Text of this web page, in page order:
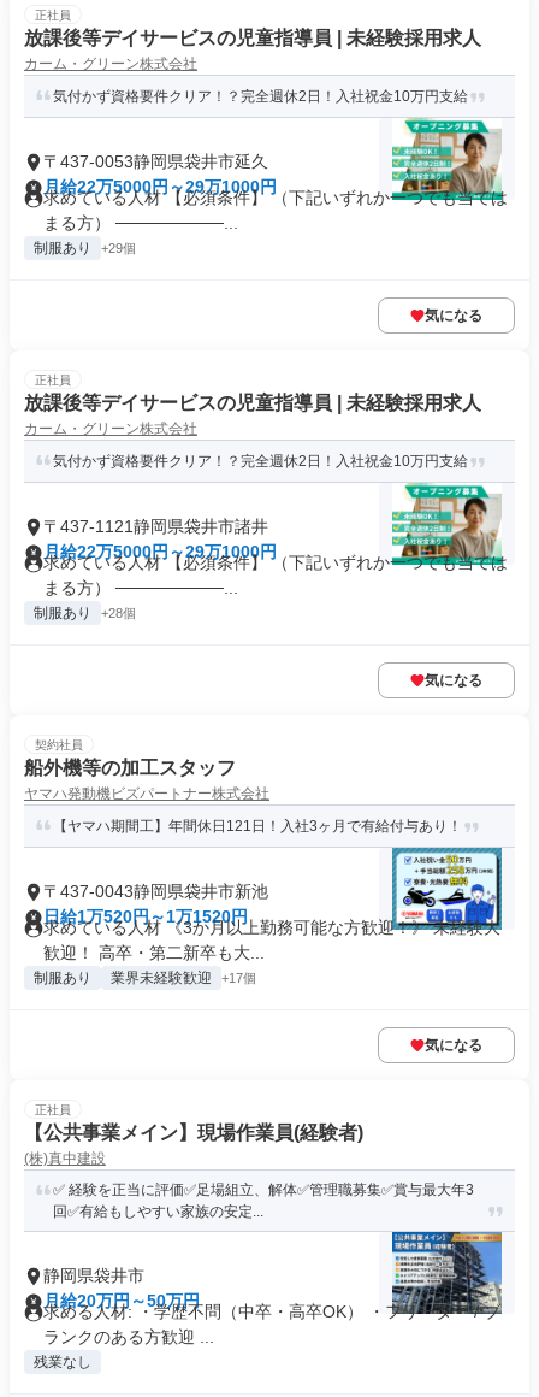
正社員
放課後等デイサービスの児童指導員 | 未経験採用求人
カーム・グリーン株式会社
気付かず資格要件クリア！？完全週休2日！入社祝金10万円支給
〒437-0053静岡県袋井市延久
月給22万5000円～29万1000円
求めている人材 【必須条件】 （下記いずれか一つでも当ては
まる方） ─────────...
制服あり +29個
気になる
正社員
放課後等デイサービスの児童指導員 | 未経験採用求人
カーム・グリーン株式会社
気付かず資格要件クリア！？完全週休2日！入社祝金10万円支給
〒437-1121静岡県袋井市諸井
月給22万5000円～29万1000円
求めている人材 【必須条件】 （下記いずれか一つでも当ては
まる方） ─────────...
制服あり +28個
気になる
契約社員
船外機等の加工スタッフ
ヤマハ発動機ビズパートナー株式会社
【ヤマハ期間工】年間休日121日！入社3ヶ月で有給付与あり！
〒437-0043静岡県袋井市新池
日給1万520円～1万1520円
求めている人材 《3か月以上勤務可能な方歓迎！》 未経験大
歓迎！ 高卒・第二新卒も大...
制服あり 業界未経験歓迎 +17個
気になる
正社員
【公共事業メイン】現場作業員(経験者)
(株)真中建設
✅ 経験を正当に評価✅足場組立、解体✅管理職募集✅賞与最大年3
回✅有給もしやすい家族の安定...
静岡県袋井市
月給20万円～50万円
求める人材: ・学歴不問（中卒・高卒OK） ・フリーター / ブ
ランクのある方歓迎 ...
残業なし